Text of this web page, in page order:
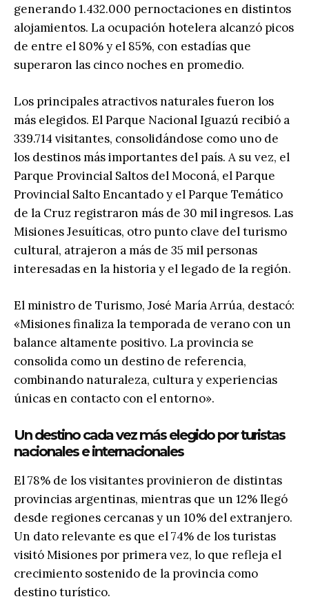
generando 1.432.000 pernoctaciones en distintos
alojamientos. La ocupación hotelera alcanzó picos
de entre el 80% y el 85%, con estadías que
superaron las cinco noches en promedio.
Los principales atractivos naturales fueron los
más elegidos. El Parque Nacional Iguazú recibió a
339.714 visitantes, consolidándose como uno de
los destinos más importantes del país. A su vez, el
Parque Provincial Saltos del Moconá, el Parque
Provincial Salto Encantado y el Parque Temático
de la Cruz registraron más de 30 mil ingresos. Las
Misiones Jesuíticas, otro punto clave del turismo
cultural, atrajeron a más de 35 mil personas
interesadas en la historia y el legado de la región.
El ministro de Turismo, José María Arrúa, destacó:
«Misiones finaliza la temporada de verano con un
balance altamente positivo. La provincia se
consolida como un destino de referencia,
combinando naturaleza, cultura y experiencias
únicas en contacto con el entorno».
Un destino cada vez más elegido por turistas
nacionales e internacionales
El 78% de los visitantes provinieron de distintas
provincias argentinas, mientras que un 12% llegó
desde regiones cercanas y un 10% del extranjero.
Un dato relevante es que el 74% de los turistas
visitó Misiones por primera vez, lo que refleja el
crecimiento sostenido de la provincia como
destino turístico.